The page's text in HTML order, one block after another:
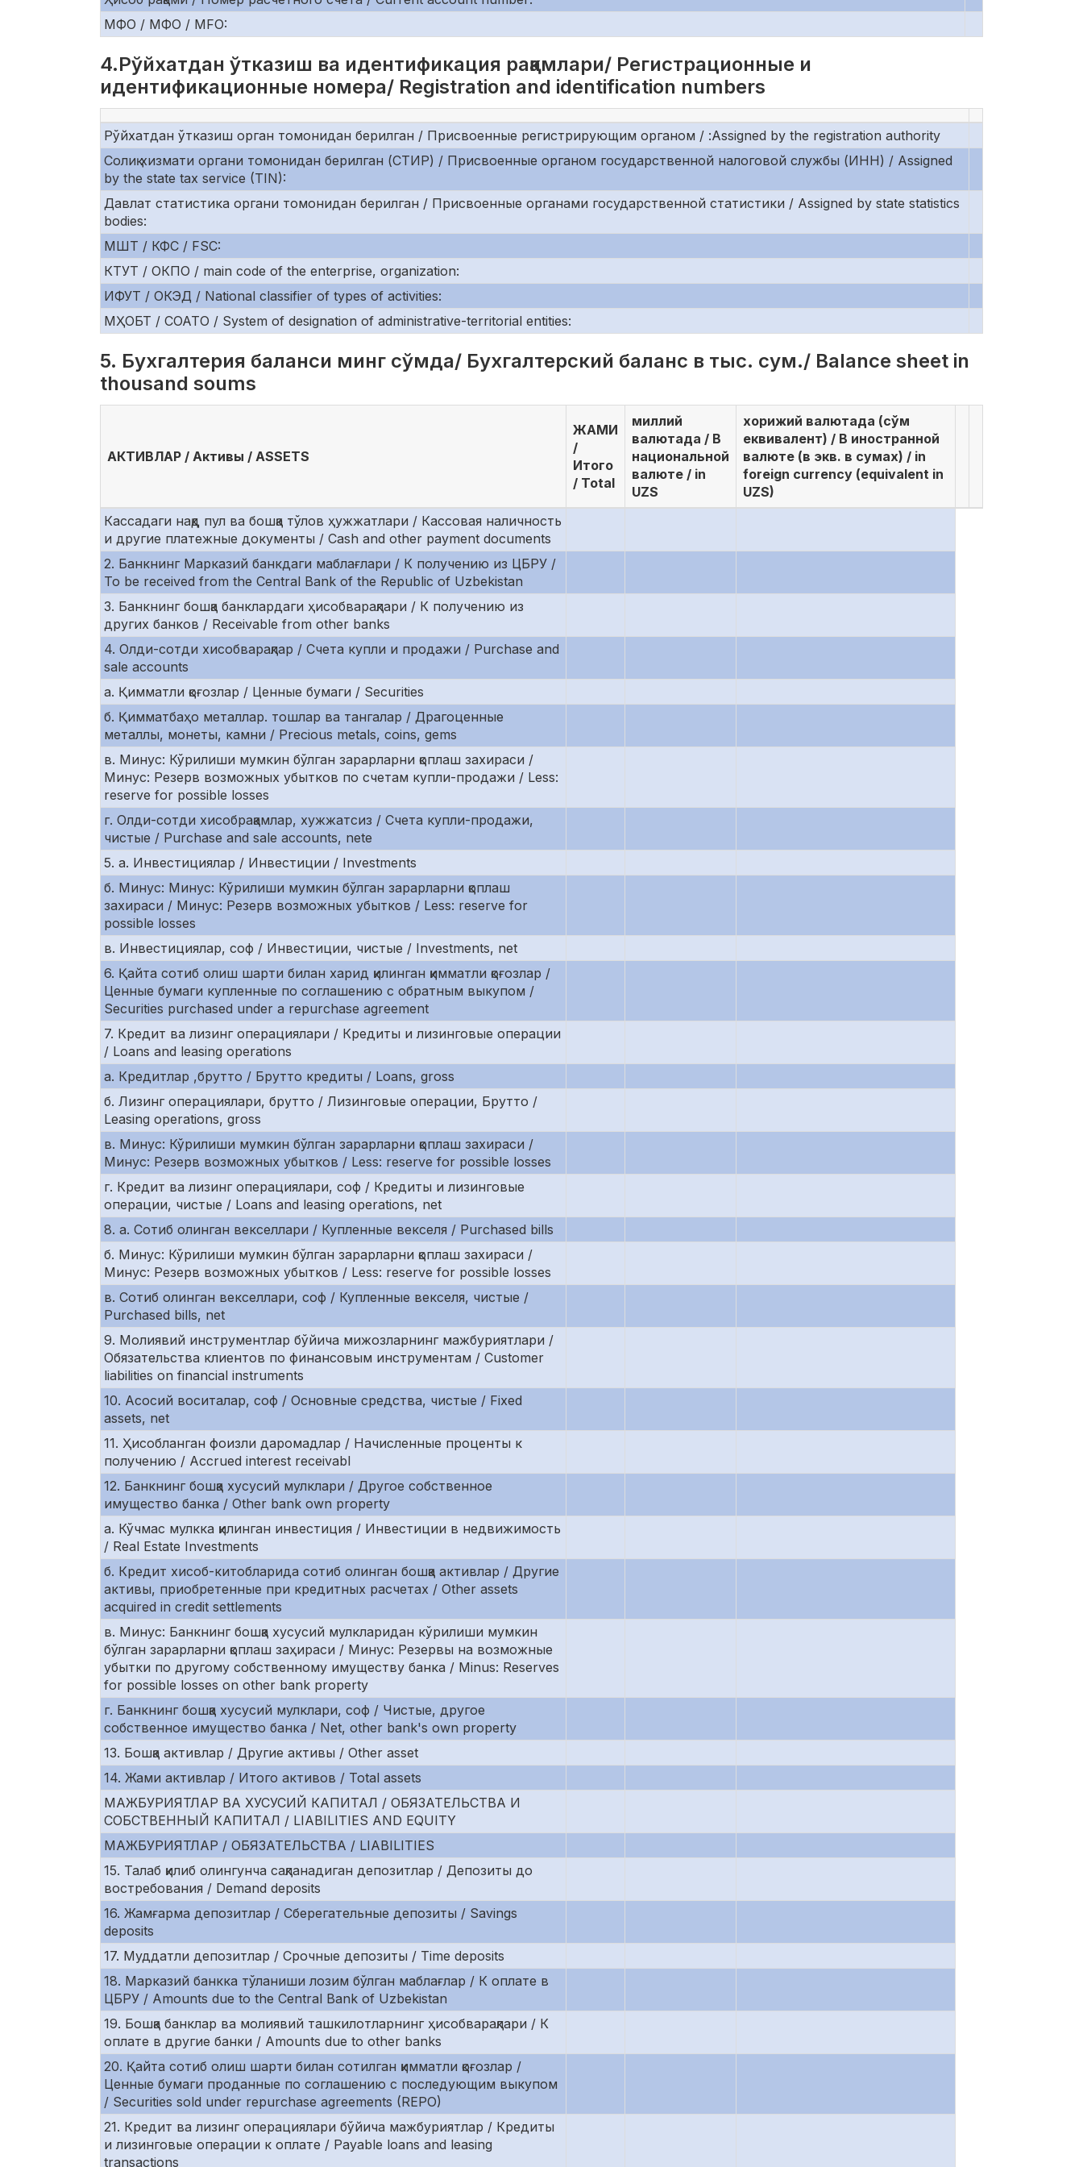
МФО / МФО / MFO:
4.Рўйхатдан ўтказиш ва идентификация рақамлари/ Регистрационные и
идентификационные номера/ Registration and identification numbers
Рўйхатдан ўтказиш орган томонидан берилган / Присвоенные регистрирующим органом / :Assigned by the registration authority
Солиқ хизмати органи томонидан берилган (СТИР) / Присвоенные органом государственной налоговой службы (ИНН) / Assigned
by the state tax service (TIN):
Давлат статистика органи томонидан берилган / Присвоенные органами государственной статистики / Assigned by state statistics
bodies:
МШТ / КФС / FSC:
КТУТ / ОКПО / main code of the enterprise, organization:
ИФУТ / ОКЭД / National classifier of types of activities:
МҲОБТ / СОАТО / System of designation of administrative-territorial entities:
5. Бухгалтерия баланси минг сўмда/ Бухгалтерский баланс в тыс. сум./ Balance sheet in
thousand soums
AКТИВЛАР / Активы / ASSETS
ЖАМИ
/
Итого
/ Total
миллий
валютада / В
национальной
валюте / in
UZS
хорижий валютада (сўм
еквивалент) / В иностранной
валюте (в экв. в сумах) / in
foreign currency (equivalent in
UZS)
Кассадаги нақд пул ва бошқа тўлов ҳужжатлари / Кассовая наличность
и другие платежные документы / Cash and other payment documents
2. Банкнинг Марказий банкдаги маблағлари / К получению из ЦБРУ /
To be received from the Central Bank of the Republic of Uzbekistan
3. Банкнинг бошқа банклардаги ҳисобварақлари / К получению из
других банков / Receivable from other banks
4. Олди-сотди хисобварақлар / Счета купли и продажи / Purchase and
sale accounts
а. Қимматли қоғозлар / Ценные бумаги / Securities
б. Қимматбаҳо металлар. тошлар ва тангалар / Драгоценные
металлы, монеты, камни / Precious metals, coins, gems
в. Минус: Кўрилиши мумкин бўлган зарарларни қоплаш захираси /
Минус: Резерв возможных убытков по счетам купли-продажи / Less:
reserve for possible losses
г. Олди-сотди хисобрақамлар, хужжатсиз / Счета купли-продажи,
чистые / Purchase and sale accounts, netе
5. а. Инвестициялар / Инвестиции / Investments
б. Минус: Минус: Кўрилиши мумкин бўлган зарарларни қоплаш
захираси / Минус: Резерв возможных убытков / Less: reserve for
possible losses
в. Инвестициялар, соф / Инвестиции, чистые / Investments, net
6. Қайта сотиб олиш шарти билан харид қилинган қимматли қоғозлар /
Ценные бумаги купленные по соглашению c обратным выкупом /
Securities purchased under a repurchase agreement
7. Кредит ва лизинг операциялари / Кредиты и лизинговые операции
/ Loans and leasing operations
а. Кредитлар ,брутто / Брутто кредиты / Loans, gross
б. Лизинг операциялари, брутто / Лизинговые операции, Брутто /
Leasing operations, gross
в. Минус: Кўрилиши мумкин бўлган зарарларни қоплаш захираси /
Минус: Резерв возможных убытков / Less: reserve for possible losses
г. Кредит ва лизинг операциялари, соф / Кредиты и лизинговые
операции, чистые / Loans and leasing operations, net
8. а. Сотиб олинган векселлари / Купленные векселя / Purchased bills
б. Минус: Кўрилиши мумкин бўлган зарарларни қоплаш захираси /
Минус: Резерв возможных убытков / Less: reserve for possible losses
в. Сотиб олинган векселлари, соф / Купленные векселя, чистые /
Purchased bills, net
9. Молиявий инструментлар бўйича мижозларнинг мажбуриятлари /
Обязательства клиентов по финансовым инструментам / Customer
liabilities on financial instruments
10. Асосий воситалар, соф / Основные средства, чистые / Fixed
assets, net
11. Ҳисобланган фоизли даромадлар / Начисленные проценты к
получению / Accrued interest receivabl
12. Банкнинг бошқа хусусий мулклари / Другое собственное
имущество банка / Other bank own property
а. Кўчмас мулкка қилинган инвестиция / Инвестиции в недвижимость
/ Real Estate Investments
б. Кредит хисоб-китобларида сотиб олинган бошқа активлар / Другие
активы, приобретенные при кредитных расчетах / Other assets
acquired in credit settlements
в. Минус: Банкнинг бошқа хусусий мулкларидан кўрилиши мумкин
бўлган зарарларни қоплаш заҳираси / Минус: Резервы на возможные
убытки по другому собственному имуществу банка / Minus: Reserves
for possible losses on other bank property
г. Банкнинг бошқа хусусий мулклари, соф / Чистые, другое
собственное имущество банка / Net, other bank's own property
13. Бошқа активлар / Другие активы / Other asset
14. Жами активлар / Итого активов / Total assets
МАЖБУРИЯТЛАР ВА ХУСУСИЙ КАПИТАЛ / ОБЯЗАТЕЛЬСТВА И
СОБСТВЕННЫЙ КАПИТАЛ / LIABILITIES AND EQUITY
МАЖБУРИЯТЛАР / ОБЯЗАТЕЛЬСТВА / LIABILITIES
15. Талаб қилиб олингунча сақланадиган депозитлар / Депозиты до
востребования / Demand deposits
16. Жамғарма депозитлар / Сберегательные депозиты / Savings
deposits
17. Муддатли депозитлар / Срочные депозиты / Time deposits
18. Марказий банкка тўланиши лозим бўлган маблағлар / К оплате в
ЦБРУ / Amounts due to the Central Bank of Uzbekistan
19. Бошқа банклар ва молиявий ташкилотларнинг ҳисобварақлари / К
оплате в другие банки / Amounts due to other banks
20. Қайта сотиб олиш шарти билан сотилган қимматли қоғозлар /
Ценные бумаги проданные по соглашению с последующим выкупом
/ Securities sold under repurchase agreements (REPO)
21. Кредит ва лизинг операциялари бўйича мажбуриятлар / Кредиты
и лизинговые операции к оплате / Payable loans and leasing
transactions